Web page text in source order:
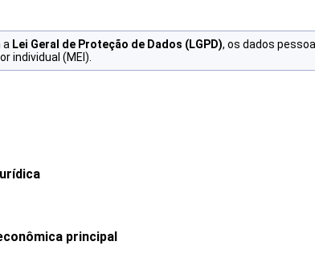
a Lei Geral de Proteção de Dados (LGPD), os dados
individual (MEI).
principal